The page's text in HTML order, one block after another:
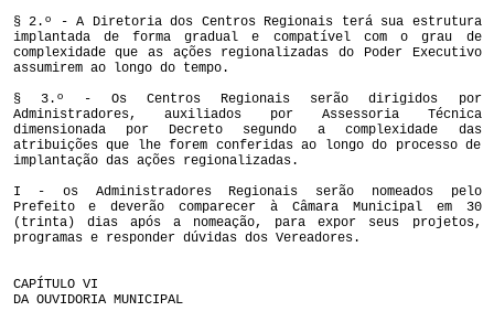
§ 2.º - A Diretoria dos Centros Regionais terá sua estrutura
implantada de forma gradual e compatível com o grau de
complexidade que as ações regionalizadas do Poder Executivo
assumirem ao longo do tempo.
§ 3.º - Os Centros Regionais serão dirigidos por
Administradores, auxiliados por Assessoria Técnica
dimensionada por Decreto segundo a complexidade das
atribuições que lhe forem conferidas ao longo do processo de
implantação das ações regionalizadas.
I - os Administradores Regionais serão nomeados pelo
Prefeito e deverão comparecer à Câmara Municipal em 30
(trinta) dias após a nomeação, para expor seus projetos,
programas e responder dúvidas dos Vereadores.
CAPÍTULO VI
DA OUVIDORIA MUNICIPAL